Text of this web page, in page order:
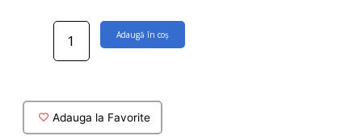
Cantitate
Rezervor
aparent
pentru
wc
Adaugă în coș
Adauga la Favorite